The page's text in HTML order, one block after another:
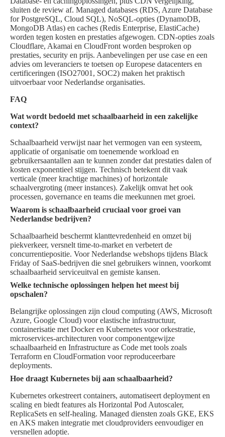
sluiten de review af. Managed databases (RDS, Azure Database
for PostgreSQL, Cloud SQL), NoSQL-opties (DynamoDB,
MongoDB Atlas) en caches (Redis Enterprise, ElastiCache)
worden tegen kosten en prestaties afgewogen. CDN-opties zoals
Cloudflare, Akamai en CloudFront worden besproken op
prestaties, security en prijs. Aanbevelingen per use case en een
advies om leveranciers te toetsen op Europese datacenters en
certificeringen (ISO27001, SOC2) maken het praktisch
uitvoerbaar voor Nederlandse organisaties.
FAQ
Wat wordt bedoeld met schaalbaarheid in een zakelijke
context?
Schaalbaarheid verwijst naar het vermogen van een systeem,
applicatie of organisatie om toenemende workload en
gebruikersaantallen aan te kunnen zonder dat prestaties dalen of
kosten exponentieel stijgen. Technisch betekent dit vaak
verticale (meer krachtige machines) of horizontale
schaalvergroting (meer instances). Zakelijk omvat het ook
processen, governance en teams die meekunnen met groei.
Waarom is schaalbaarheid cruciaal voor groei van
Nederlandse bedrijven?
Schaalbaarheid beschermt klanttevredenheid en omzet bij
piekverkeer, versnelt time-to-market en verbetert de
concurrentiepositie. Voor Nederlandse webshops tijdens Black
Friday of SaaS-bedrijven die snel gebruikers winnen, voorkomt
schaalbaarheid serviceuitval en gemiste kansen.
Welke technische oplossingen helpen het meest bij
opschalen?
Belangrijke oplossingen zijn cloud computing (AWS, Microsoft
Azure, Google Cloud) voor elastische infrastructuur,
containerisatie met Docker en Kubernetes voor orkestratie,
microservices-architecturen voor componentgewijze
schaalbaarheid en Infrastructure as Code met tools zoals
Terraform en CloudFormation voor reproduceerbare
deployments.
Hoe draagt Kubernetes bij aan schaalbaarheid?
Kubernetes orkestreert containers, automatiseert deployment en
scaling en biedt features als Horizontal Pod Autoscaler,
ReplicaSets en self-healing. Managed diensten zoals GKE, EKS
en AKS maken integratie met cloudproviders eenvoudiger en
versnellen adoptie.